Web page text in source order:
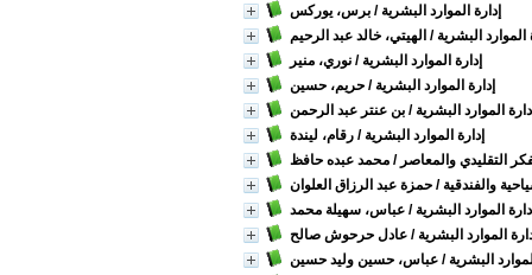
إدارة الموارد البشرية / برس، يوركس
الموارد البشرية / الهيتي، خالد عبد الرحيم
إدارة الموارد البشرية / نوري، منير
إدارة الموارد البشرية / حريم، حسين
الموارد البشرية / بن عنتر عبد الرحمن
إدارة الموارد البشرية / رقام، ليندة
التقليدي والمعاصر / محمد عبده حافظ
والفندقية / حمزة عبد الرزاق العلوان
الموارد البشرية / عباس، سهيلة محمد
الموارد البشرية / عادل حرحوش صالح
البشرية / عباس، حسين وليد حسين